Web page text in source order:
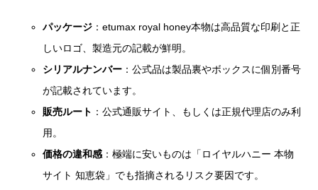
パッケージ ：etumax royal honey本物は高品質な印刷と正
しいロゴ、製造元の記載が鮮明。
シリアルナンバー ：公式品は製品裏やボックスに個別番号
が記載されています。
販売ルート ：公式通販サイト、もしくは正規代理店のみ利
用。
価格の違和感 ：極端に安いものは「ロイヤルハニー 本物
サイト 知恵袋」でも指摘されるリスク要因です。